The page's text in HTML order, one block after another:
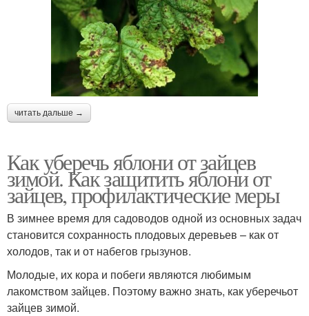
читать дальше →
Как уберечь яблони от зайцев
зимой. Как защитить яблони от
зайцев, профилактические меры
В зимнее время для садоводов одной из основных задач
становится сохранность плодовых деревьев – как от
холодов, так и от набегов грызунов.
Молодые, их кора и побеги являются любимым
лакомством зайцев. Поэтому важно знать, как уберечьот
зайцев зимой.